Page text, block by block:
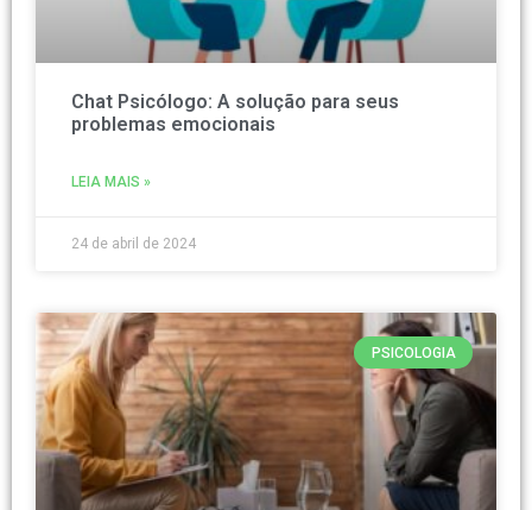
Chat Psicólogo: A solução para seus
problemas emocionais
LEIA MAIS »
24 de abril de 2024
PSICOLOGIA